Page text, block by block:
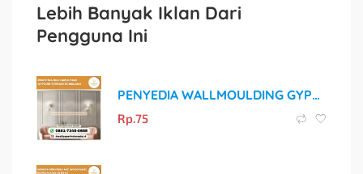
Lebih Banyak Iklan Dari
Pengguna Ini
PENYEDIA WALLMOULDING GYPSUM TERBAIK DI MALANG
Rp.75